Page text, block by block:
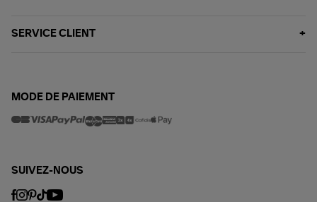
SERVICE CLIENT
MODE DE PAIEMENT
SUIVEZ-NOUS